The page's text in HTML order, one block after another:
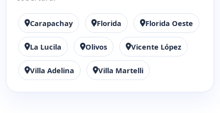
Carapachay Florida Florida Oeste
La Lucila Olivos Vicente López
Villa Adelina Villa Martelli